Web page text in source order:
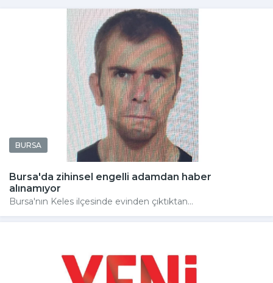
BURSA
Bursa'da zihinsel engelli adamdan haber
alınamıyor
Bursa'nın Keles ilçesinde evinden çıktıktan...